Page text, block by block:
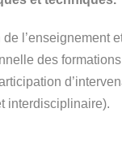
des
interdisciplinaire).